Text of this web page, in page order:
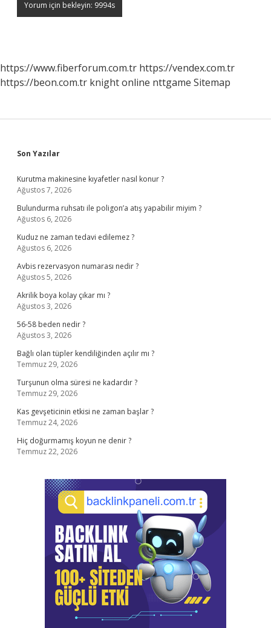
https://www.fiberforum.com.tr https://vendex.com.tr
https://beon.com.tr knight online nttgame Sitemap
Sidebar
Son Yazılar
Kurutma makinesine kıyafetler nasıl konur ?
Ağustos 7, 2026
Bulundurma ruhsatı ile poligon’a atış yapabilir miyim ?
Ağustos 6, 2026
Kuduz ne zaman tedavi edilemez ?
Ağustos 6, 2026
Avbis rezervasyon numarası nedir ?
Ağustos 5, 2026
Akrilik boya kolay çıkar mı ?
Ağustos 3, 2026
56-58 beden nedir ?
Ağustos 3, 2026
Bağlı olan tüpler kendiliğinden açılır mı ?
Temmuz 29, 2026
Turşunun olma süresi ne kadardır ?
Temmuz 29, 2026
Kas gevşeticinin etkisi ne zaman başlar ?
Temmuz 24, 2026
Hiç doğurmamış koyun ne denir ?
Temmuz 22, 2026